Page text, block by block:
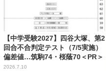
【中学受験2027】四谷大塚、第2
回合不合判定テスト（7/5実施）
偏差値…筑駒74・桜蔭70＜PR＞
2026.7.10